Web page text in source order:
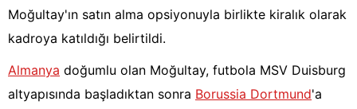
Moğultay'ın satın alma opsiyonuyla birlikte kiralık olarak
kadroya katıldığı belirtildi.
Almanya doğumlu olan Moğultay, futbola MSV Duisburg
altyapısında başladıktan sonra Borussia Dortmund'a